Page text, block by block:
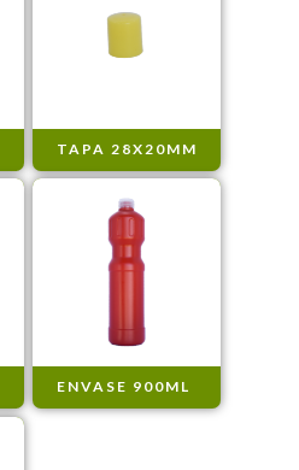
TAPA 28X20MM
ENVASE 900ML